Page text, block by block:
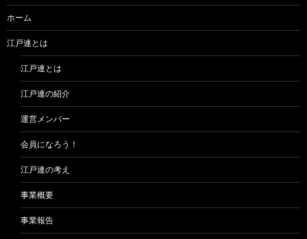
ョ
ン
ホーム
江戸連とは
江戸連とは
江戸連の紹介
運営メンバー
会員になろう！
江戸連の考え
事業概要
事業報告